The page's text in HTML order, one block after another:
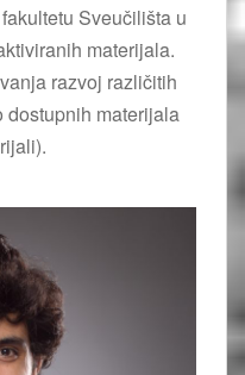
Sveučilišta u
materijala.
razvoj različitih
materijala